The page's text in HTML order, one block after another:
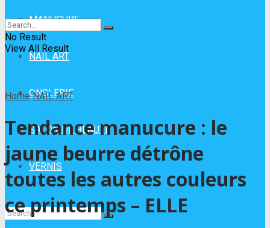
MANUCURE
NAIL ART
ONGLERIE
SALON DE BEAUTÉ
VERNIS
No Result
View All Result
Home NAIL ART
Tendance manucure : le
jaune beurre détrône
toutes les autres couleurs
ce printemps – ELLE